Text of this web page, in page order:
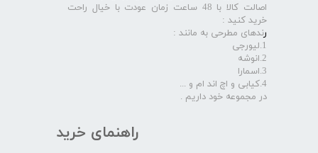
راهنمای خرید
اصالت کالا با 48 ساعت زمان عودت با خیال راحت
خرید کنید :
رندهای مطرحی به مانند :
1.لیورجی
2.انوشه
3.اسمارا
4.کیابی و اچ اند ام و ...
در مجموعه خود داریم .​​​​​​​